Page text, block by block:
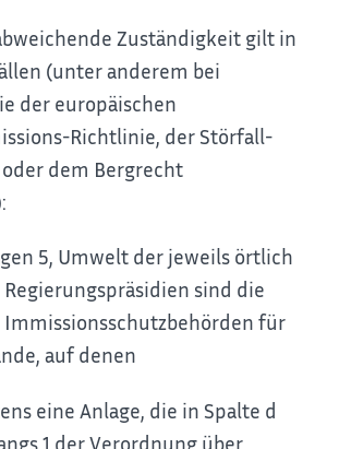
Zuständigkeit gilt in
(unter anderem bei
der europäischen
Richtlinie, der Störfall-
dem Bergrecht
5, Umwelt der jeweils örtlich
sind die
Immissionsschutzbehörden für
auf denen
eine Anlage, die in Spalte d
1 der Verordnung über